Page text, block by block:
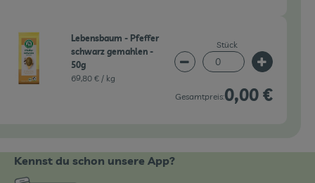
ändern
Lebensbaum - Pfeffer
schwarz gemahlen -
50g
69,80 € / kg
Stück
Artikelanzahl verringern
Gesamtpreis:0,00 €
Kennst du schon unsere App?